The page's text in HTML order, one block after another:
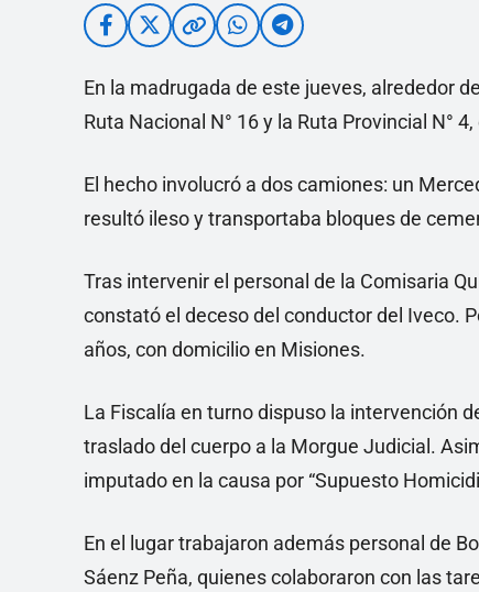
En la madrugada de este jueves, alrededor
Ruta Nacional N° 16 y la Ruta Provincial N°
El hecho involucró a dos camiones: un
resultó ileso y transportaba bloques de
Tras intervenir el personal de la Comisaria
constató el deceso del conductor del Iveco.
años, con domicilio en Misiones.
La Fiscalía en turno dispuso la intervención
traslado del cuerpo a la Morgue Judicial.
imputado en la causa por “Supuesto
En el lugar trabajaron además personal de
Sáenz Peña, quienes colaboraron con las